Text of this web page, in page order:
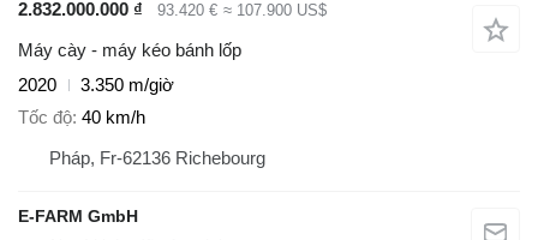
2.832.000.000 ₫
93.420 € ≈ 107.900 US$
Máy cày - máy kéo bánh lốp
2020
3.350 m/giờ
Tốc độ 40 km/h
Pháp, Fr-62136 Richebourg
E-FARM GmbH